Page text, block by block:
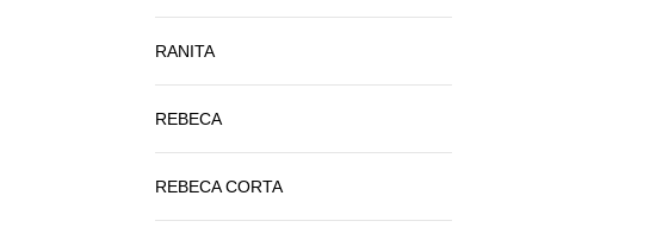
RANITA
REBECA
REBECA CORTA